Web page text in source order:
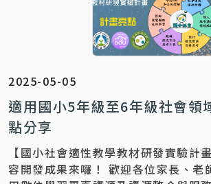
2025-05-05
適用國小5年級至6年級社會領
點分享
【國小社會適性教學教材研發實驗計
容開發成果來囉！ 歡迎各位家長、老